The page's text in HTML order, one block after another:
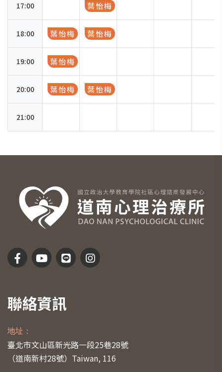
17:00 葉怡梅
18:00 葉怡梅 葉怡梅
19:00 葉怡梅
20:00 葉怡梅 葉怡梅
21:00
聯絡資訊
地址：
臺北市文山區新光路一段25巷28號
（道南新村28號） Taiwan, 116